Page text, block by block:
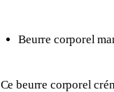
Beurre corporel
Ce beurre corporel